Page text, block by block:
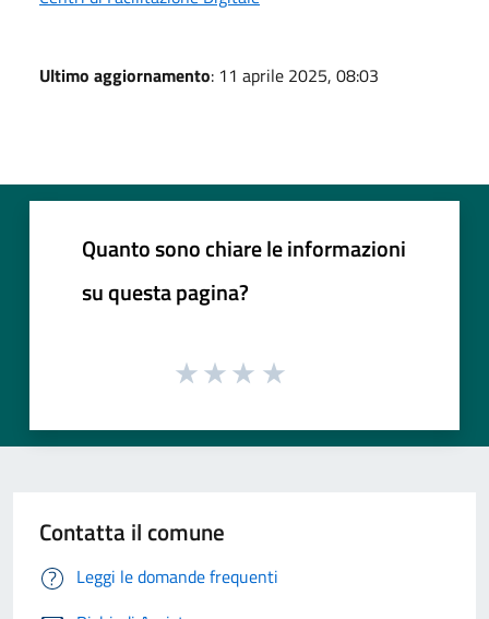
Ultimo aggiornamento: 11 aprile 2025, 08:03
Quanto sono chiare le informazioni
su questa pagina?
Contatta il comune
Leggi le domande frequenti